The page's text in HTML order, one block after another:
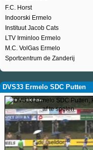
F.C. Horst
Indoorski Ermelo
Instituut Jacob Cats
LTV Irminloo Ermelo
M.C. VolGas Ermelo
Sportcentrum de Zanderij
DVS33 Ermelo SDC Putten